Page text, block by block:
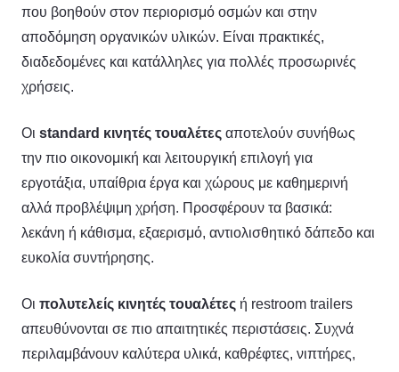
που βοηθούν στον περιορισμό οσμών και στην
αποδόμηση οργανικών υλικών. Είναι πρακτικές,
διαδεδομένες και κατάλληλες για πολλές προσωρινές
χρήσεις.
Οι standard κινητές τουαλέτες αποτελούν συνήθως
την πιο οικονομική και λειτουργική επιλογή για
εργοτάξια, υπαίθρια έργα και χώρους με καθημερινή
αλλά προβλέψιμη χρήση. Προσφέρουν τα βασικά:
λεκάνη ή κάθισμα, εξαερισμό, αντιολισθητικό δάπεδο και
ευκολία συντήρησης.
Οι πολυτελείς κινητές τουαλέτες ή restroom trailers
απευθύνονται σε πιο απαιτητικές περιστάσεις. Συχνά
περιλαμβάνουν καλύτερα υλικά, καθρέφτες, νιπτήρες,